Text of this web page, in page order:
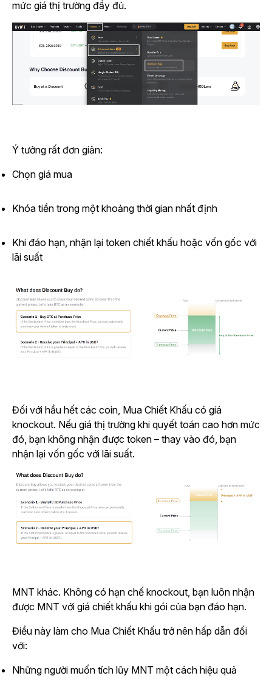
mức giá thị trường đầy đủ.
Ý tưởng rất đơn giản:
Chọn giá mua
Khóa tiền trong một khoảng thời gian nhất định
Khi đáo hạn, nhận lại token chiết khấu hoặc vốn gốc với
lãi suất
Đối với hầu hết các coin, Mua Chiết Khấu có giá
knockout. Nếu giá thị trường khi quyết toán cao hơn mức
đó, bạn không nhận được token – thay vào đó, bạn
nhận lại vốn gốc với lãi suất.
MNT khác. Không có hạn chế knockout, bạn luôn nhận
được MNT với giá chiết khấu khi gói của bạn đáo hạn.
Điều này làm cho Mua Chiết Khấu trở nên hấp dẫn đối
với:
Những người muốn tích lũy MNT một cách hiệu quả